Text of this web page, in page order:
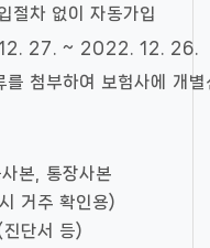
절차 없이 자동가입
27. ~ 2022. 12. 26.
첨부하여 보험사에 개
본, 통장사본
거주 확인용)
단서 등)